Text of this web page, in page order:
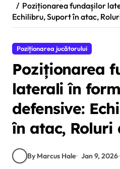
Poziționarea fundașilor
Echilibru, Suport în atac,
Poziționarea jucătorului
Poziționarea
laterali în
defensive:
în atac, Roluri
By Marcus Hale Jan 9, 2026